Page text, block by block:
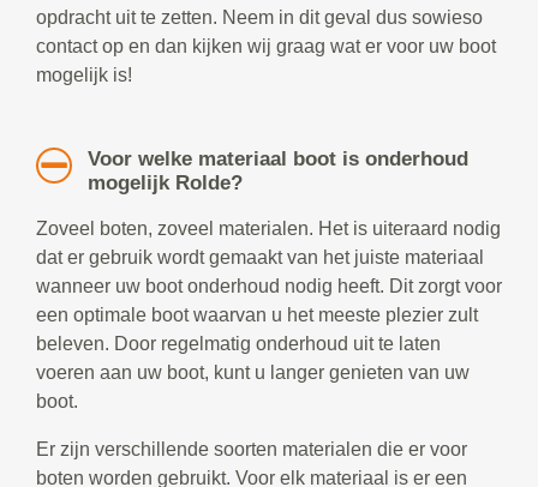
opdracht uit te zetten. Neem in dit geval dus sowieso
contact op en dan kijken wij graag wat er voor uw boot
mogelijk is!
Voor welke materiaal boot is onderhoud
mogelijk Rolde?
Zoveel boten, zoveel materialen. Het is uiteraard nodig
dat er gebruik wordt gemaakt van het juiste materiaal
wanneer uw boot onderhoud nodig heeft. Dit zorgt voor
een optimale boot waarvan u het meeste plezier zult
beleven. Door regelmatig onderhoud uit te laten
voeren aan uw boot, kunt u langer genieten van uw
boot.
Er zijn verschillende soorten materialen die er voor
boten worden gebruikt. Voor elk materiaal is er een